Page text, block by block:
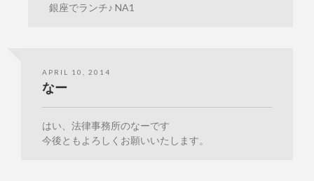
銀座でランチ♪ NA1
APRIL 10, 2014
なー
はい、法律事務所のなーです
今後ともよろしくお願いいたします。